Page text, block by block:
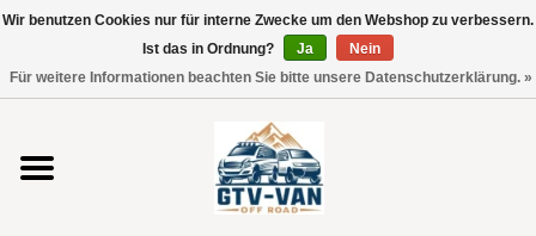
Verwende
die
nach
oben
und
unten,
Vito / V-Klasse 447
Wir benutzen Cookies nur für interne Zwecke um den Webshop zu verbessern.
Ist das in Ordnung?
Ja
Nein
Für weitere Informationen beachten Sie bitte unsere Datenschutzerklärung. »